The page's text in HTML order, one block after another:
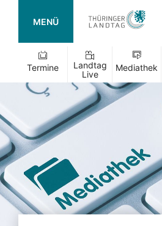
MENÜ
Termine
Landtag
Live
Mediathek